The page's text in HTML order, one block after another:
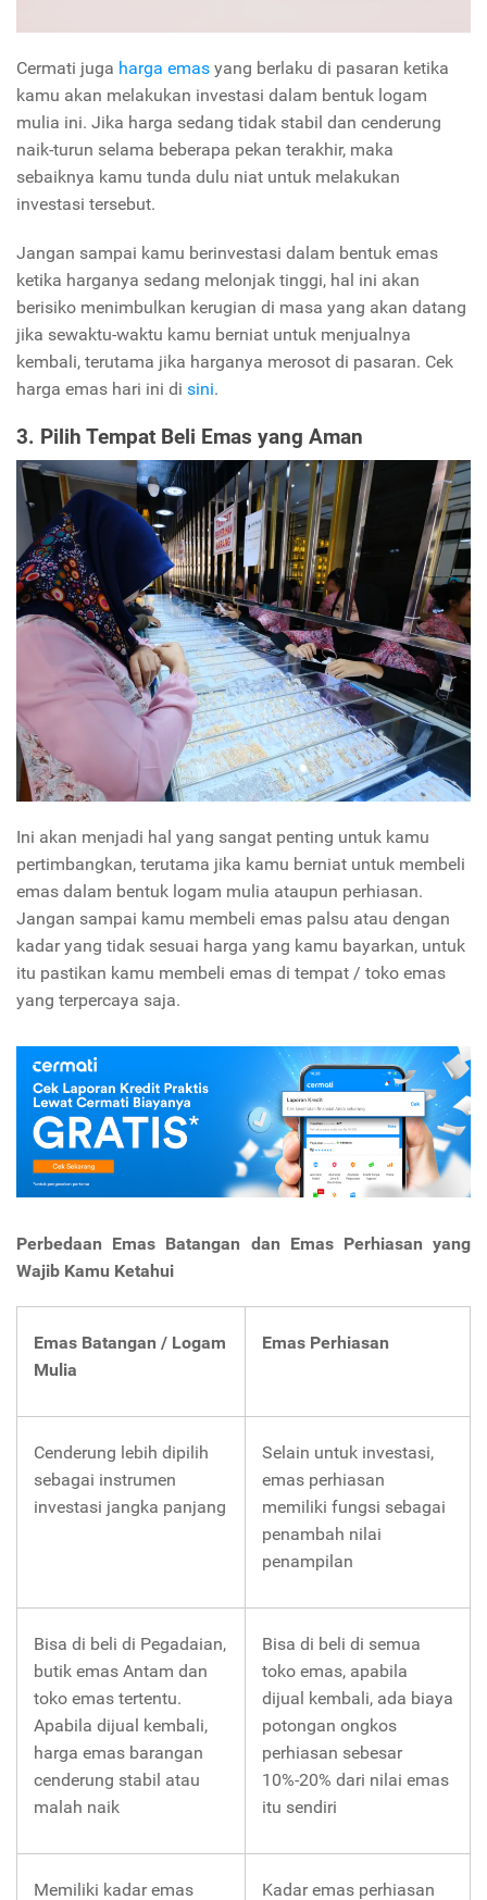
Cermati juga harga emas yang berlaku di pasaran ketika
kamu akan melakukan investasi dalam bentuk logam
mulia ini. Jika harga sedang tidak stabil dan cenderung
naik-turun selama beberapa pekan terakhir, maka
sebaiknya kamu tunda dulu niat untuk melakukan
investasi tersebut.
Jangan sampai kamu berinvestasi dalam bentuk emas
ketika harganya sedang melonjak tinggi, hal ini akan
berisiko menimbulkan kerugian di masa yang akan datang
jika sewaktu-waktu kamu berniat untuk menjualnya
kembali, terutama jika harganya merosot di pasaran. Cek
harga emas hari ini di sini.
3. Pilih Tempat Beli Emas yang Aman
Ini akan menjadi hal yang sangat penting untuk kamu
pertimbangkan, terutama jika kamu berniat untuk membeli
emas dalam bentuk logam mulia ataupun perhiasan.
Jangan sampai kamu membeli emas palsu atau dengan
kadar yang tidak sesuai harga yang kamu bayarkan, untuk
itu pastikan kamu membeli emas di tempat / toko emas
yang terpercaya saja.
Perbedaan Emas Batangan dan Emas Perhiasan yang
Wajib Kamu Ketahui
Emas Batangan / Logam
Mulia
Emas Perhiasan
Cenderung lebih dipilih
sebagai instrumen
investasi jangka panjang
Selain untuk investasi,
emas perhiasan
memiliki fungsi sebagai
penambah nilai
penampilan
Bisa di beli di Pegadaian,
butik emas Antam dan
toko emas tertentu.
Apabila dijual kembali,
harga emas barangan
cenderung stabil atau
malah naik
Bisa di beli di semua
toko emas, apabila
dijual kembali, ada biaya
potongan ongkos
perhiasan sebesar
10%-20% dari nilai emas
itu sendiri
Memiliki kadar emas
Kadar emas perhiasan